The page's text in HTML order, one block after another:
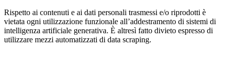
Rispetto ai contenuti e ai dati personali trasmessi e/o riprodotti è
vietata ogni utilizzazione funzionale all’addestramento di sistemi di
intelligenza artificiale generativa. È altresì fatto divieto espresso di
utilizzare mezzi automatizzati di data scraping.